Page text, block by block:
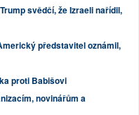
svědčí, že Izraeli nařídil,
představitel oznámil,
proti Babišovi
novinářům a